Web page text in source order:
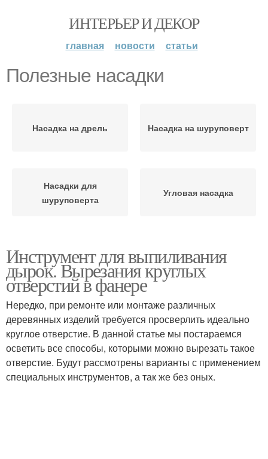
ИНТЕРЬЕР И ДЕКОР
главная новости статьи
Полезные насадки
Насадка на дрель Насадка на шуруповерт
Насадки для
шуруповерта
Угловая насадка
Инструмент для выпиливания
дырок. Вырезания круглых
отверстий в фанере
Нередко, при ремонте или монтаже различных
деревянных изделий требуется просверлить идеально
круглое отверстие. В данной статье мы постараемся
осветить все способы, которыми можно вырезать такое
отверстие. Будут рассмотрены варианты с применением
специальных инструментов, а так же без оных.